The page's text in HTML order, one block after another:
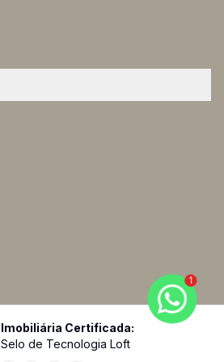
Imobiliária Certificada:
Selo de Tecnologia Loft
1